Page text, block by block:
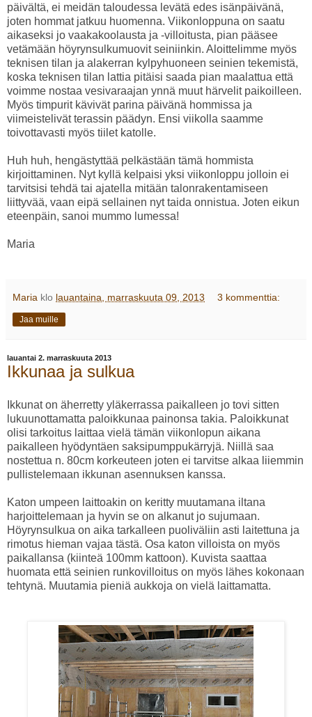
päivältä, ei meidän taloudessa levätä edes isänpäivänä,
joten hommat jatkuu huomenna. Viikonloppuna on saatu
aikaseksi jo vaakakoolausta ja -villoitusta, pian pääsee
vetämään höyrynsulkumuovit seiniinkin. Aloittelimme myös
teknisen tilan ja alakerran kylpyhuoneen seinien tekemistä,
koska teknisen tilan lattia pitäisi saada pian maalattua että
voimme nostaa vesivaraajan ynnä muut härvelit paikoilleen.
Myös timpurit kävivät parina päivänä hommissa ja
viimeistelivät terassin päädyn. Ensi viikolla saamme
toivottavasti myös tiilet katolle.
Huh huh, hengästyttää pelkästään tämä hommista
kirjoittaminen. Nyt kyllä kelpaisi yksi viikonloppu jolloin ei
tarvitsisi tehdä tai ajatella mitään talonrakentamiseen
liittyvää, vaan eipä sellainen nyt taida onnistua. Joten eikun
eteenpäin, sanoi mummo lumessa!
Maria
Maria klo lauantaina, marraskuuta 09, 2013 3 kommenttia:
Jaa muille
lauantai 2. marraskuuta 2013
Ikkunaa ja sulkua
Ikkunat on äherretty yläkerrassa paikalleen jo tovi sitten
lukuunottamatta paloikkunaa painonsa takia. Paloikkunat
olisi tarkoitus laittaa vielä tämän viikonlopun aikana
paikalleen hyödyntäen saksipumppukärryjä. Niillä saa
nostettua n. 80cm korkeuteen joten ei tarvitse alkaa liiemmin
pullistelemaan ikkunan asennuksen kanssa.
Katon umpeen laittoakin on keritty muutamana iltana
harjoittelemaan ja hyvin se on alkanut jo sujumaan.
Höyrynsulkua on aika tarkalleen puoliväliin asti laitettuna ja
rimotus hieman vajaa tästä. Osa katon villoista on myös
paikallansa (kiinteä 100mm kattoon). Kuvista saattaa
huomata että seinien runkovilloitus on myös lähes kokonaan
tehtynä. Muutamia pieniä aukkoja on vielä laittamatta.